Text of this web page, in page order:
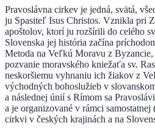
Pravoslávna cirkev je jedná, svätá,
ju Spasiteľ Isus Christos. Vznikla pri
apoštolov, ktorí ju rozšírili do celého
Slovenska jej história začína
Metoda na Veľkú Moravu z
pozvanie moravského kniežaťa sv.
neskoršiemu vyhnaniu ich žiakov z
východných bohoslužieb v
a následnej únií s Rímom sa
a je organizované v rámci
cirkvi v českých krajinách a na